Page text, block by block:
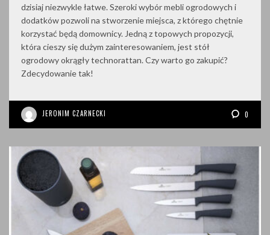
dzisiaj niezwykle łatwe. Szeroki wybór mebli ogrodowych i
dodatków pozwoli na stworzenie miejsca, z którego chętnie
korzystać będą domownicy. Jedną z topowych propozycji,
która cieszy się dużym zainteresowaniem, jest stół
ogrodowy okrągły technorattan. Czy warto go zakupić?
Zdecydowanie tak!
JERONIM CZARNECKI 0